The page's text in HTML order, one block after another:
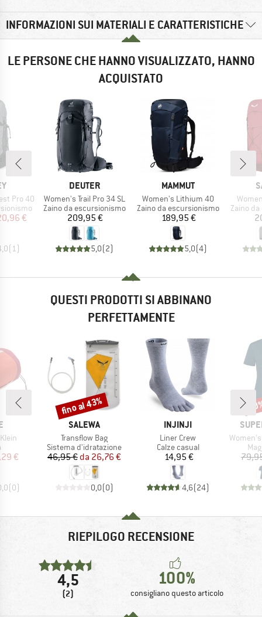
INFORMAZIONI SUI MATERIALI E CARATTERISTICHE
LE PERSONE CHE HANNO VISUALIZZATO, HANNO
ACQUISTATO
Pro 40
ridotto
€
( 1)
MARCHIO
DEUTER
Articolo
Women's Trail Pro 34 SL
Gruppo di prodotti
Zaino da escursionismo
Prezzo
209,95 €
5,0(2)
MARCHIO
MAMMUT
Articolo
Women's Lithium 40
Gruppo di prodotti
Zaino da escursionismo
Prezzo
189,95 €
5,0(4)
Articolo
Gruppo
Zaino
QUESTI PRODOTTI SI ABBINANO
PERFETTAMENTE
di prodotti
ridotto
€
(0)
MARCHIO
SALEWA
Articolo
Transflow Bag
Gruppo di prodotti
Sistema d'idratazione
Prezzo
46,95 € Prezzo ridotto
da 26,76 €
0,0(0)
Sconto
fino al 43%
MARCHIO
INJINJI
Articolo
Liner Crew
Gruppo di prodotti
Calze casual
Prezzo
14,95 €
4,6(24)
Articolo
RIEPILOGO RECENSIONE
4,5
(2)
100%
consigliano questo articolo